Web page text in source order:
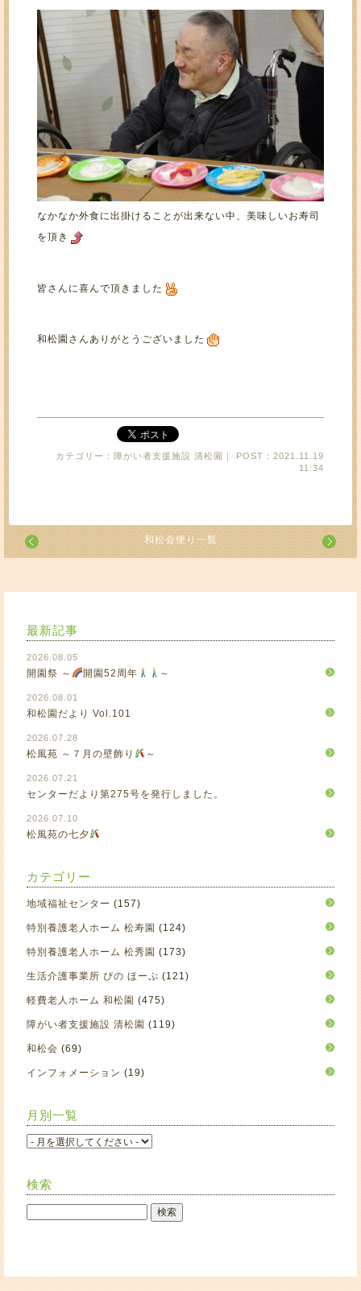
なかなか外食に出掛けることが出来ない中、美味しいお寿司
を頂き
皆さんに喜んで頂きました
和松園さんありがとうございました
カテゴリー：障がい者支援施設 清松園｜ POST：2021.11.19
11:34
和松会便り一覧
最新記事
2026.08.05
開園祭 ～ 開園52周年 ～
2026.08.01
和松園だより Vol.101
2026.07.28
松風苑 ～７月の壁飾り ～
2026.07.21
センターだより第275号を発行しました。
2026.07.10
松風苑の七夕
カテゴリー
地域福祉センター (157)
特別養護老人ホーム 松寿園 (124)
特別養護老人ホーム 松秀園 (173)
生活介護事業所 ぴの ほーぷ (121)
軽費老人ホーム 和松園 (475)
障がい者支援施設 清松園 (119)
和松会 (69)
インフォメーション (19)
月別一覧
検索